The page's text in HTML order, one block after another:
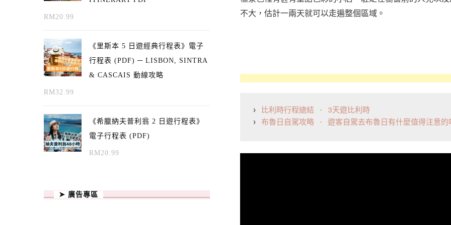
不大，估計一兩天就可以走遍整個區域。
› 比利時行程總結 · 3天遊比利時
› 布魯日自駕攻略 · 遊客自駕去布魯日有什麼值得注意的
RM20.99
《里斯本 5 日遊經典行程表》電子
行程表 (PDF) ─ LISBON, SINTRA
& CASCAIS 動線攻略
RM32.99
《希臘納夫普利翁 2 日遊行程表》
電子行程表 (PDF)
RM20.99
➤ 廣告專區